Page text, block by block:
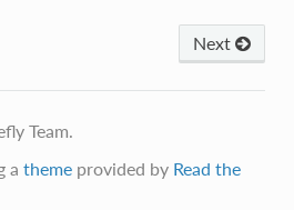
Next
Team.
a themeprovided by Read the